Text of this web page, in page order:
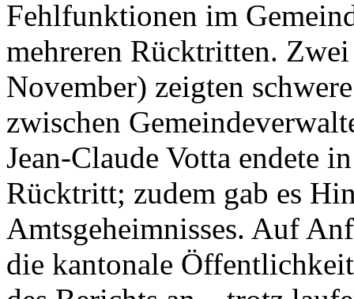
Fehlfunktionen im
mehreren Rücktritten.
November) zeigten
zwischen
Jean-Claude Votta endete
Rücktritt; zudem gab es
Amtsgeheimnisses. Auf
die kantonale